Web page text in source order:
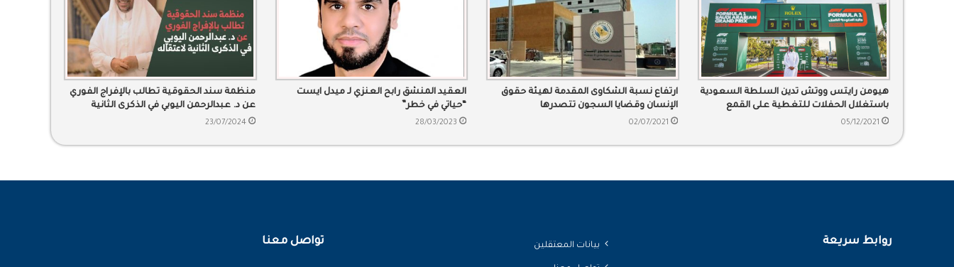
هيومن رايتس ووتش تدين السلطة السعودية
باستغلال الحفلات للتغطية على القمع
05/12/2021
ارتفاع نسبة الشكاوى المقدمة لهيئة حقوق
الإنسان وقضايا السجون تتصدرها
02/07/2021
العقيد المنشق رابح العنزي لـ ميدل ايست
“حياتي في خطر”
28/03/2023
منظمة سند الحقوقية تطالب بالإفراج الفوري
عن د. عبدالرحمن اليوبي في الذكرى الثانية
لاعتقاله
23/07/2024
روابط سريعة بيانات المعتقلين تواصل معنا